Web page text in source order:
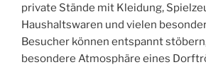
private Stände mit Kleidung,
Haushaltswaren und vielen
Besucher können entspannt
besondere Atmosphäre eines